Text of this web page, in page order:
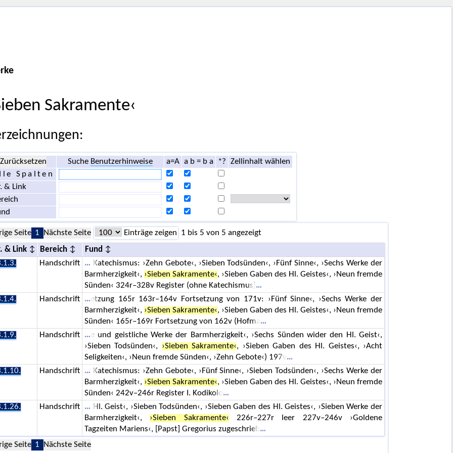
Sakramente‹
Zurücksetzen Suche Benutzerhinweise a=A a b = b a *?
Zellinhalt wählen
Spalten
& Link
Seite 1 Nächste Seite Einträge zeigen 1 bis 5 von 5 angezeigt
& Link Bereich
Fund
Handschrift
Katechismus: ›Zehn Gebote‹, ›Sieben Todsünden‹, ›Fünf Sinne‹, ›Sechs Werke der
Barmherzigkeit‹, ›Sieben Sakramente‹, ›Sieben Gaben des Hl. Geistes‹, ›Neun fremde
Sünden‹ 324r–328v Register (ohne Katechismus)
Handschrift
etzung 165r 163r–164v Fortsetzung von 171v: ›Fünf Sinne‹, ›Sechs Werke der
Barmherzigkeit‹, ›Sieben Sakramente‹, ›Sieben Gaben des Hl. Geistes‹, ›Neun fremde
Sünden‹ 165r–169r Fortsetzung von 162v (Hofma
Handschrift
e und geistliche Werke der Barmherzigkeit‹, ›Sechs Sünden wider den Hl. Geist‹,
›Sieben Todsünden‹, ›Sieben Sakramente‹, ›Sieben Gaben des Hl. Geistes‹, ›Acht
Seligkeiten‹, ›Neun fremde Sünden‹, ›Zehn Gebote‹) 197v
Handschrift
Katechismus: ›Zehn Gebote‹, ›Fünf Sinne‹, ›Sieben Todsünden‹, ›Sechs Werke der
Barmherzigkeit‹, ›Sieben Sakramente‹, ›Sieben Gaben des Hl. Geistes‹, ›Neun fremde
Sünden‹ 242v–246r Register I. Kodikolo
Handschrift
Hl. Geist‹, ›Sieben Todsünden‹, ›Sieben Gaben des Hl. Geistes‹, ›Sieben Werke der
Barmherzigkeit‹, ›Sieben Sakramente‹
226r–227r leer 227v–246v ›Goldene
Tagzeiten Mariens‹, [Papst] Gregorius zugeschrieb
Seite 1 Nächste Seite